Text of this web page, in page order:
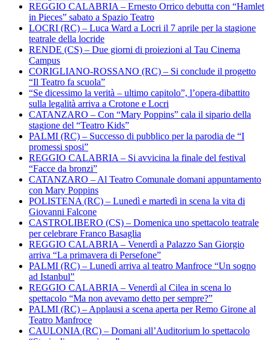
REGGIO CALABRIA – Ernesto Orrico debutta con “Hamlet
in Pieces” sabato a Spazio Teatro
LOCRI (RC) – Luca Ward a Locri il 7 aprile per la stagione
teatrale della locride
RENDE (CS) – Due giorni di proiezioni al Tau Cinema
Campus
CORIGLIANO-ROSSANO (RC) – Si conclude il progetto
“Il Teatro fa scuola”
“Se dicessimo la verità – ultimo capitolo”, l’opera-dibattito
sulla legalità arriva a Crotone e Locri
CATANZARO – Con “Mary Poppins” cala il sipario della
stagione del “Teatro Kids”
PALMI (RC) – Successo di pubblico per la parodia de “I
promessi sposi”
REGGIO CALABRIA – Si avvicina la finale del festival
“Facce da bronzi”
CATANZARO – Al Teatro Comunale domani appuntamento
con Mary Poppins
POLISTENA (RC) – Lunedì e martedì in scena la vita di
Giovanni Falcone
CASTROLIBERO (CS) – Domenica uno spettacolo teatrale
per celebrare Franco Basaglia
REGGIO CALABRIA – Venerdì a Palazzo San Giorgio
arriva “La primavera di Persefone”
PALMI (RC) – Lunedì arriva al teatro Manfroce “Un sogno
ad Istanbul”
REGGIO CALABRIA – Venerdì al Cilea in scena lo
spettacolo “Ma non avevamo detto per sempre?”
PALMI (RC) – Applausi a scena aperta per Remo Girone al
Teatro Manfroce
CAULONIA (RC) – Domani all’Auditorium lo spettacolo